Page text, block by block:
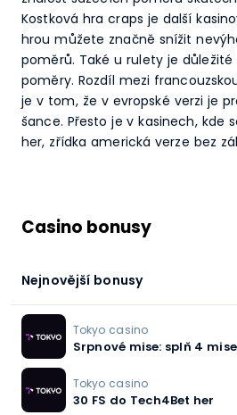
Kostková hra craps je další
hrou můžete značně snížit
poměrů. Také u rulety je
poměry. Rozdíl mezi
je v tom, že v evropské verzi je
šance. Přesto je v kasinech, kde
her, zřídka americká verze bez
Casino bonusy
Nejnovější bonusy
Tokyo casino
Srpnové mise: splň 4
Tokyo casino
30 FS do Tech4Bet her